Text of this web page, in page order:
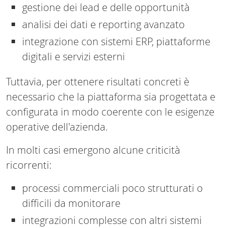
gestione dei lead e delle opportunità
analisi dei dati e reporting avanzato
integrazione con sistemi ERP, piattaforme
digitali e servizi esterni
Tuttavia, per ottenere risultati concreti è
necessario che la piattaforma sia progettata e
configurata in modo coerente con le esigenze
operative dell'azienda.
In molti casi emergono alcune criticità
ricorrenti:
processi commerciali poco strutturati o
difficili da monitorare
integrazioni complesse con altri sistemi